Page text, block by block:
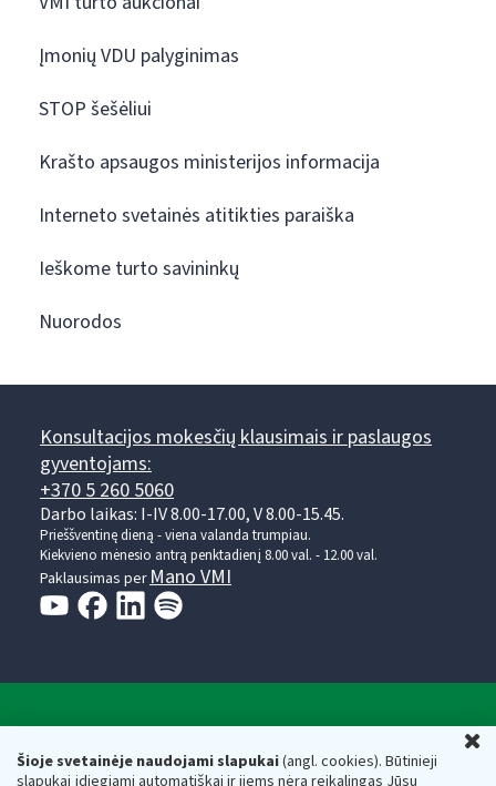
Šioje svetainėje naudojami slapukai(angl. cookies). Būtinieji
slapukai įdiegiami automatiškai ir jiems nėra reikalingas Jūsų
Įmonių VDU palyginimas
STOP šešėliui
Krašto apsaugos ministerijos informacija
Interneto svetainės atitikties paraiška
Ieškome turto savininkų
Nuorodos
Konsultacijos mokesčių klausimais ir paslaugos
gyventojams:
+370 5 260 5060
Darbo laikas: I-IV 8.00-17.00, V 8.00-15.45.
Prieššventinę dieną - viena valanda trumpiau.
Kiekvieno mėnesio antrą penktadienį 8.00 val. - 12.00 val.
Paklausimas per Mano VMI
Respublikos finansų ministerijos